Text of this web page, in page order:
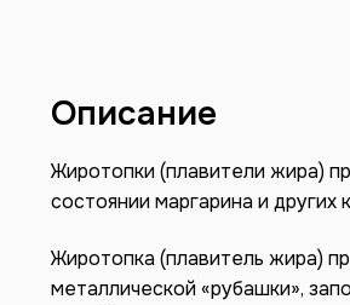
Описание
Жиротопки (плавители жира)
состоянии маргарина и других
Жиротопка (плавитель жира)
металлической «рубашки»,